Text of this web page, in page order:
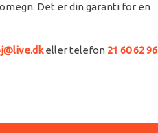
Det er din garanti for en
eller telefon 21 60 62 96